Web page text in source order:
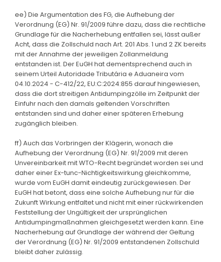
ee) Die Argumentation des FG, die Aufhebung der
Verordnung (EG) Nr. 91/2009 führe dazu, dass die rechtliche
Grundlage für die Nacherhebung entfallen sei, lässt außer
Acht, dass die Zollschuld nach Art. 201 Abs. 1 und 2 ZK bereits
mit der Annahme der jeweiligen Zollanmeldung
entstanden ist. Der EuGH hat dementsprechend auch in
seinem Urteil Autoridade Tributária e Aduaneira vom
04.10.2024 - C-412/22, EU:C:2024:855 darauf hingewiesen,
dass die dort streitigen Antidumpingzölle im Zeitpunkt der
Einfuhr nach den damals geltenden Vorschriften
entstanden sind und daher einer späteren Erhebung
zugänglich bleiben.
ff) Auch das Vorbringen der Klägerin, wonach die
Aufhebung der Verordnung (EG) Nr. 91/2009 mit deren
Unvereinbarkeit mit WTO-Recht begründet worden sei und
daher einer Ex-tunc-Nichtigkeitswirkung gleichkomme,
wurde vom EuGH damit eindeutig zurückgewiesen. Der
EuGH hat betont, dass eine solche Aufhebung nur für die
Zukunft Wirkung entfaltet und nicht mit einer rückwirkenden
Feststellung der Ungültigkeit der ursprünglichen
Antidumpingmaßnahmen gleichgesetzt werden kann. Eine
Nacherhebung auf Grundlage der während der Geltung
der Verordnung (EG) Nr. 91/2009 entstandenen Zollschuld
bleibt daher zulässig.